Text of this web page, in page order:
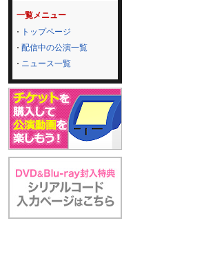
一覧メニュー
トップページ
配信中の公演一覧
ニュース一覧